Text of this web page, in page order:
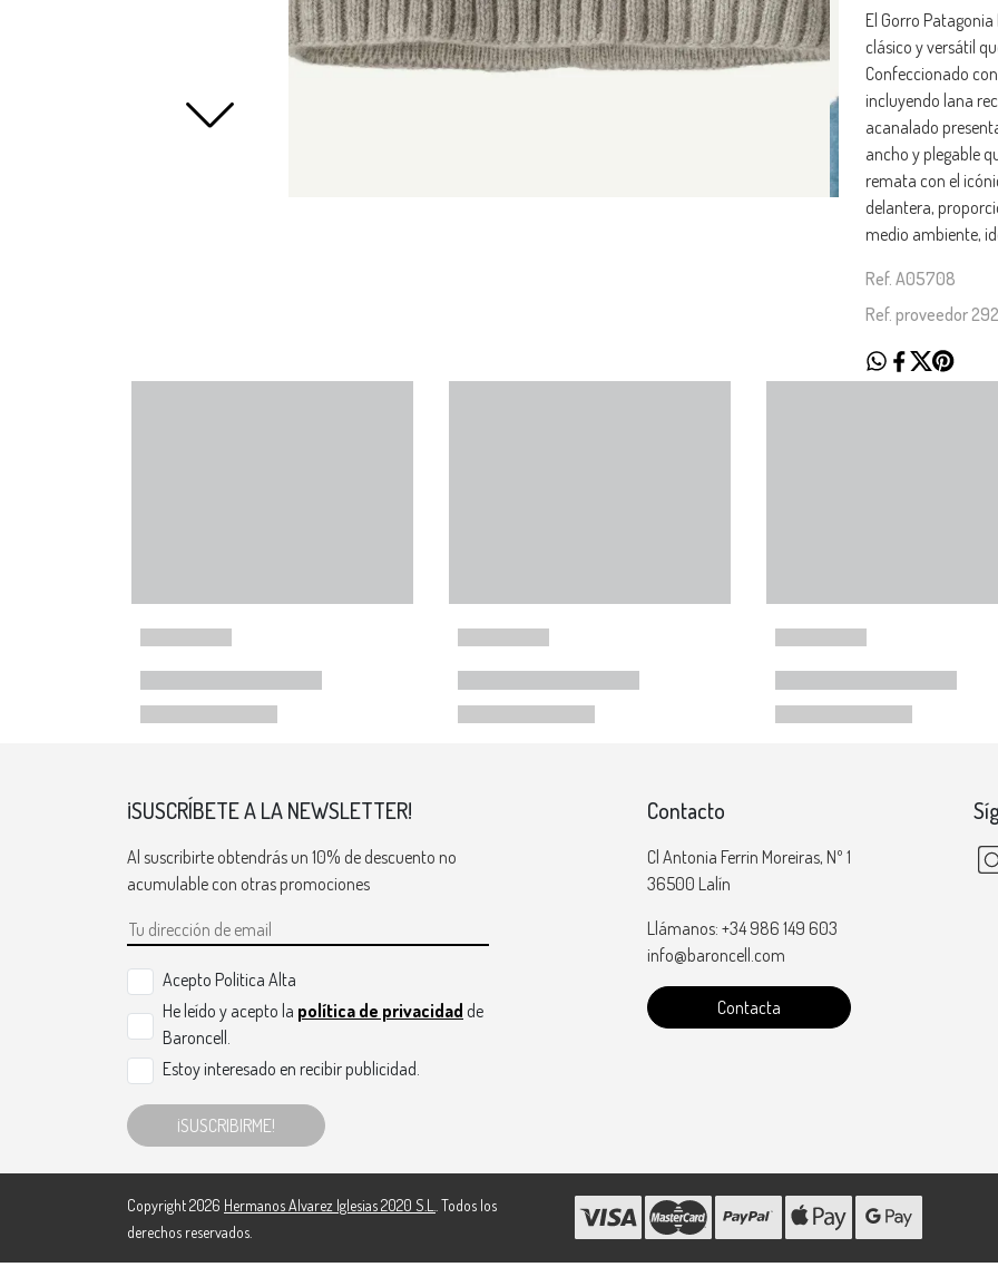
El Gorro
clásico y versátil
Confeccionado
incluyendo lana
acanalado
ancho y plegable
remata con el
delantera,
medio ambiente,
Ref. A05708
Ref. proveedor
¡SUSCRÍBETE A LA NEWSLETTER!
Al suscribirte obtendrás un 10% de descuento no
acumulable con otras promociones
Acepto Politica Alta
He leído y acepto la política de privacidad de
Baroncell.
Estoy interesado en recibir publicidad.
¡SUSCRIBIRME!
Contacto
Cl Antonia Ferrin Moreiras, Nº 1
36500 Lalín
Llámanos: +34 986 149 603
info@baroncell.com
Contacta
Copyright 2026 Hermanos Alvarez Iglesias 2020 S.L.
. Todos los
derechos reservados.